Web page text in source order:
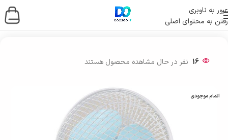
عبور به ناوبری
رفتن به محتوای اصلی
خانه/ لوازم جانبی کامپیوتر
16 نفر در حال مشاهده محصول هستند
اتمام موجودی